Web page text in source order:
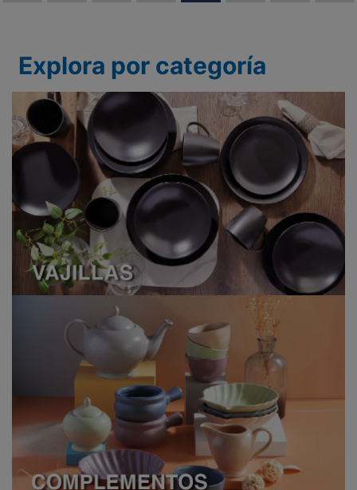
Explora por categoría